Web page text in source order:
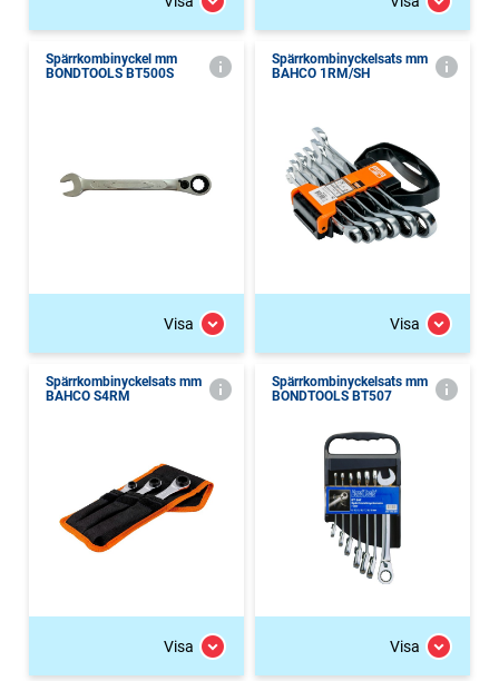
Spärrkombinyckel mm
BONDTOOLS BT500S
Visa
Spärrkombinyckelsats mm
BAHCO 1RM/SH
Visa
Spärrkombinyckelsats mm
BAHCO S4RM
Visa
Spärrkombinyckelsats mm
BONDTOOLS BT507
Visa